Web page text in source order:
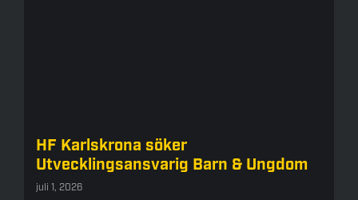
HF Karlskrona söker
Utvecklingsansvarig Barn & Ungdom
juli 1, 2026